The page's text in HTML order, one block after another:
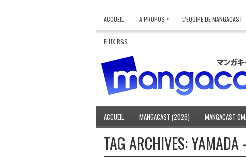
ACCUEIL A PROPOS » L’EQUIPE DE MANGACAST
FLUX RSS
ACCUEIL MANGACAST (2026) MANGACAST
TAG ARCHIVES:YAMADA